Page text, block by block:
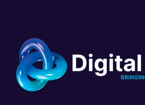
website
includes
accessibility
system.